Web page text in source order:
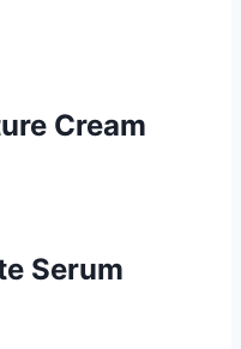
Cream
Serum